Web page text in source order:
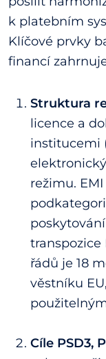
k platebním
Klíčové prvky
financí
Struktura
licence a
institucemi
režimu.
transpozice
řádů je 18
věstníku
Cíle PSD3,